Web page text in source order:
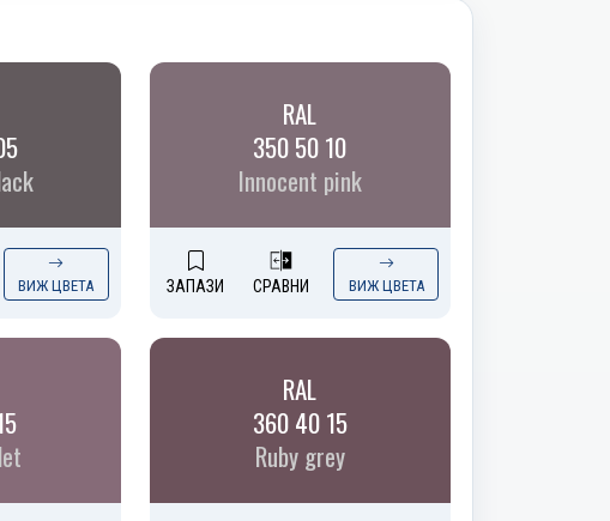
ВИЖ ЦВЕТА
RAL
350 50 10
Innocent pink
ЗАПАЗИ СРАВНИ ВИЖ ЦВЕТА
RAL
360 40 15
Ruby grey